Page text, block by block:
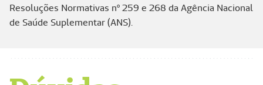
Resoluções Normativas nº 259 e 268 da Agência Nacional
de Saúde Suplementar (ANS).